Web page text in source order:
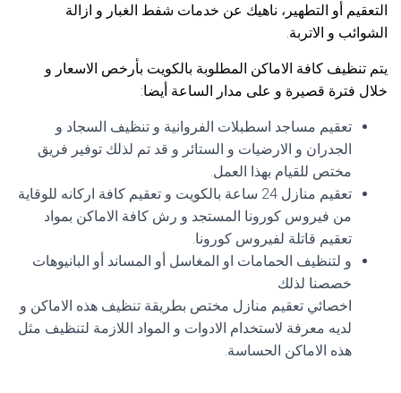
التعقيم أو التطهير، ناهيك عن خدمات شفط الغبار و ازالة
الشوائب و الاتربة.
يتم تنظيف كافة الاماكن المطلوبة بالكويت بأرخص الاسعار و
خلال فترة قصيرة و على مدار الساعة أيضا:
تعقيم مساجد اسطبلات الفروانية و تنظيف السجاد و
الجدران و الارضيات و الستائر و قد تم لذلك توفير فريق
مختص للقيام بهذا العمل.
تعقيم منازل 24 ساعة بالكويت و تعقيم كافة اركانه للوقاية
من فيروس كورونا المستجد و رش كافة الاماكن بمواد
تعقيم قاتلة لفيروس كورونا.
و لتنظيف الحمامات او المغاسل أو المساند أو البانيوهات
خصصنا لذلك
اخصائي تعقيم منازل مختص بطريقة تنظيف هذه الاماكن و
لديه معرفة لاستخدام الادوات و المواد اللازمة لتنظيف مثل
هذه الاماكن الحساسة.